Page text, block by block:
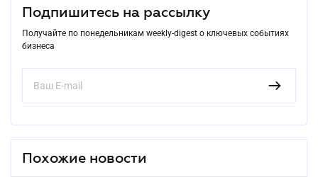
Подпишитесь на рассылку
Получайте по понедельникам weekly-digest о ключевых событиях
бизнеса
Похожие новости